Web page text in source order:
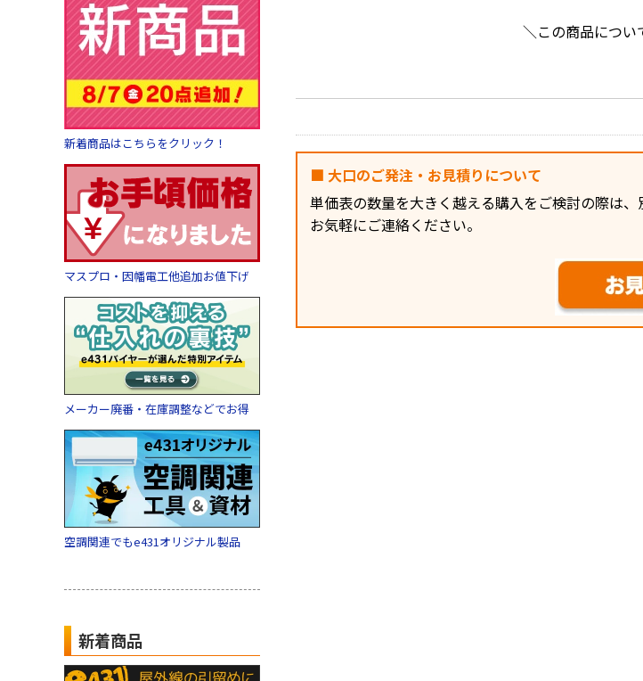
新着商品はこちらをクリック！
マスプロ・因幡電工他追加お値下げ
メーカー廃番・在庫調整などでお得
空調関連でもe431オリジナル製品
新着商品
＼この商品につい
■ 大口のご発注・お見積りについて
単価表の数量を大きく越える購入をご検討の際は、
お気軽にご連絡ください。